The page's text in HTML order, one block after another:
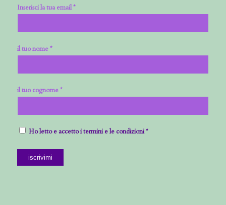
Inserisci la tua email *
il tuo nome *
il tuo cognome *
Ho letto e accetto i termini e le condizioni *